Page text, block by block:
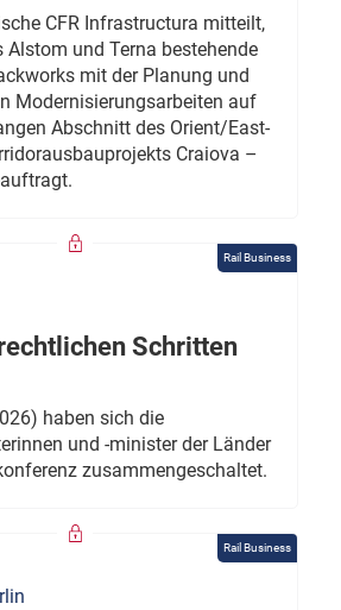
CFR Infrastructura mitteilt,
Alstom und Terna bestehende
mit der Planung und
Modernisierungsarbeiten auf
Abschnitt des Orient/East-
Craiova –
Rail Business
Schritten
haben sich die
und -minister der Länder
zusammengeschaltet.
Rail Business